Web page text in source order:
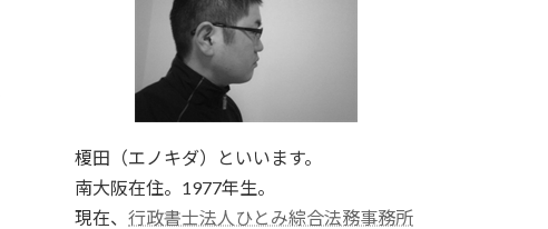
榎田（エノキダ）といいます。
南大阪在住。1977年生。
現在、行政書士法人ひとみ綜合法務事務所